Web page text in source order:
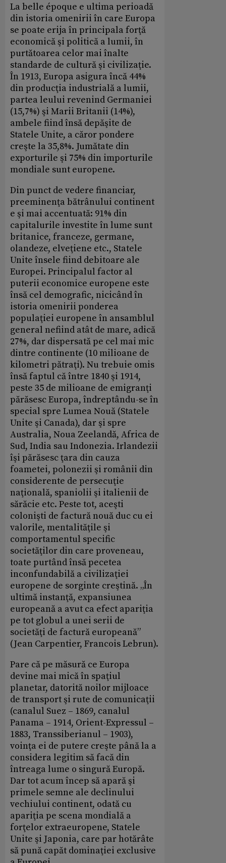
La belle époque e ultima perioadă
din istoria omenirii în care Europa
se poate erija în principala forţă
economică şi politică a lumii, în
purtătoarea celor mai înalte
standarde de cultură şi civilizaţie.
În 1913, Europa asigura încă 44%
din producţia industrială a lumii,
partea leului revenind Germaniei
(15,7%) şi Marii Britanii (14%),
ambele fiind însă depăşite de
Statele Unite, a căror pondere
creşte la 35,8%. Jumătate din
exporturile şi 75% din importurile
mondiale sunt europene.
Din punct de vedere financiar,
preeminenţa bătrânului continent
e şi mai accentuată: 91% din
capitalurile investite în lume sunt
britanice, franceze, germane,
olandeze, elveţiene etc., Statele
Unite însele fiind debitoare ale
Europei. Principalul factor al
puterii economice europene este
însă cel demografic, nicicând în
istoria omenirii ponderea
populaţiei europene în ansamblul
general nefiind atât de mare, adică
27%, dar dispersată pe cel mai mic
dintre continente (10 milioane de
kilometri pătraţi). Nu trebuie omis
însă faptul că între 1840 şi 1914,
peste 35 de milioane de emigranţi
părăsesc Europa, îndreptându-se în
special spre Lumea Nouă (Statele
Unite şi Canada), dar şi spre
Australia, Noua Zeelandă, Africa de
Sud, India sau Indonezia. Irlandezii
îşi părăsesc ţara din cauza
foametei, polonezii şi românii din
considerente de persecuţie
naţională, spaniolii şi italienii de
sărăcie etc. Peste tot, aceşti
colonişti de factură nouă duc cu ei
valorile, mentalităţile şi
comportamentul specific
societăţilor din care proveneau,
toate purtând însă pecetea
inconfundabilă a civilizaţiei
europene de sorginte creştină. „În
ultimă instanţă, expansiunea
europeană a avut ca efect apariţia
pe tot globul a unei serii de
societăţi de factură europeană”
(Jean Carpentier, Francois Lebrun).
Pare că pe măsură ce Europa
devine mai mică în spaţiul
planetar, datorită noilor mijloace
de transport şi rute de comunicaţii
(canalul Suez – 1869, canalul
Panama – 1914, Orient-Expressul –
1883, Transsiberianul – 1903),
voinţa ei de putere creşte până la a
considera legitim să facă din
întreaga lume o singură Europă.
Dar tot acum încep să apară şi
primele semne ale declinului
vechiului continent, odată cu
apariţia pe scena mondială a
forţelor extraeuropene, Statele
Unite şi Japonia, care par hotărâte
să pună capăt dominaţiei exclusive